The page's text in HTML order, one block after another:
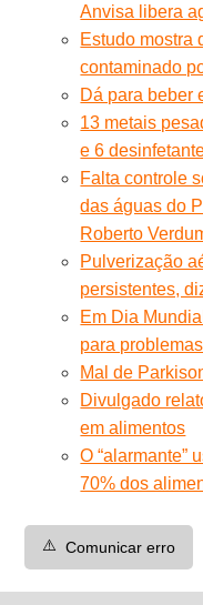
Anvisa libera
Estudo mostra
contaminado
Dá para beber
13 metais
e 6
Falta controle
das águas do
Roberto
Pulverização
persistentes,
Em Dia
para
Mal de
Divulgado
em alimentos
O “alarmante”
70% dos
⚠️ Comunicar erro